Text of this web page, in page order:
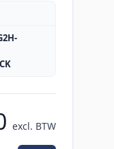
excl. BTW